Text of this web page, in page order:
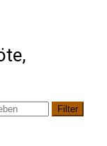
Filter